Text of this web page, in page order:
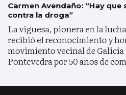
Carmen Avendaño: “Hay que
contra la droga”
La viguesa, pionera en la
recibió el reconocimiento y
movimiento vecinal de Galicia
Pontevedra por 50 años de